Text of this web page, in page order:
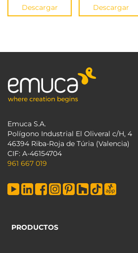
Descargar Descargar
Emuca S.A.
Polígono Industrial El Oliveral c/H, 4
46394 Riba-Roja de Túria (Valencia)
CIF: A-46154704
961 667 019
PRODUCTOS